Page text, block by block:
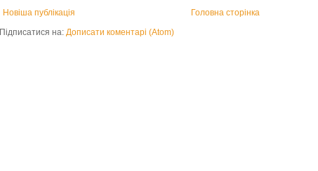
Новіша публікація
Головна сторінка
Підписатися на: Дописати коментарі (Atom)